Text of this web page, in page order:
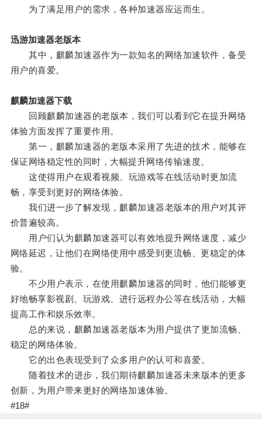
为了满足用户的需求，各种加速器应运而生。
迅游加速器老版本
其中，麒麟加速器作为一款知名的网络加速软件，备受
用户的喜爱。
麒麟加速器下载
回顾麒麟加速器的老版本，我们可以看到它在提升网络
体验方面发挥了重要作用。
第一，麒麟加速器的老版本采用了先进的技术，能够在
保证网络稳定性的同时，大幅提升网络传输速度。
这使得用户在观看视频、玩游戏等在线活动时更加流
畅，享受到更好的网络体验。
我们进一步了解发现，麒麟加速器老版本的用户对其评
价普遍较高。
用户们认为麒麟加速器可以有效地提升网络速度，减少
网络延迟，让他们在网络使用中感受到更流畅、更稳定的体
验。
不少用户表示，在使用麒麟加速器的同时，他们能够更
好地畅享影视剧、玩游戏、进行远程办公等在线活动，大幅
提高工作和娱乐效率。
总的来说，麒麟加速器老版本为用户提供了更加流畅、
稳定的网络体验。
它的出色表现受到了众多用户的认可和喜爱。
随着技术的进步，我们期待麒麟加速器未来版本的更多
创新，为用户带来更好的网络加速体验。
#18#